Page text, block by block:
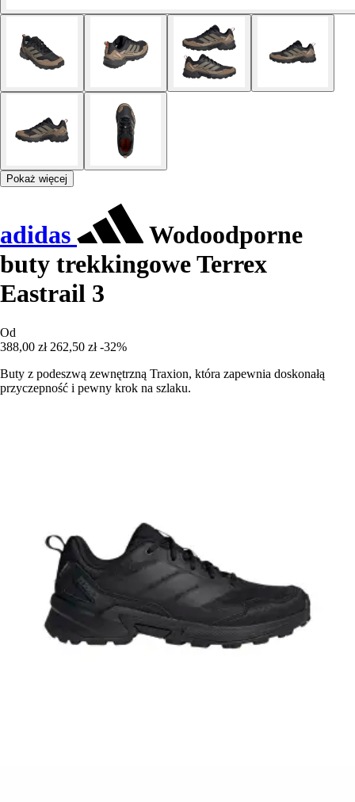
Pokaż więcej
adidas
Wodoodporne
buty trekkingowe Terrex
Eastrail 3
Od
388,00 zł 262,50 zł -32%
Buty z podeszwą zewnętrzną Traxion, która zapewnia doskonałą
przyczepność i pewny krok na szlaku.